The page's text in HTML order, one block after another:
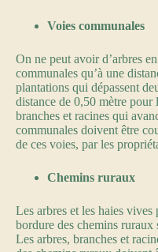
Voies communales
On ne peut avoir d’arbres
communales qu’à une
plantations qui dépassent
distance de 0,50 mètre pour
branches et racines qui
communales doivent être
de ces voies, par les
Chemins ruraux
Les arbres et les haies vives
bordure des chemins ruraux
Les arbres, branches et